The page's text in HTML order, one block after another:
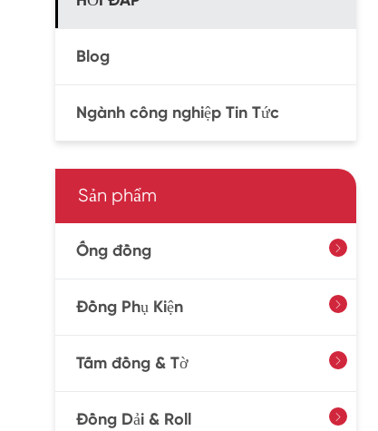
Blog
Ngành công nghiệp Tin Tức
Sản phẩm
Ống đồng 
Đồng Phụ Kiện 
Tấm đồng & Tờ 
Đồng Dải & Roll 